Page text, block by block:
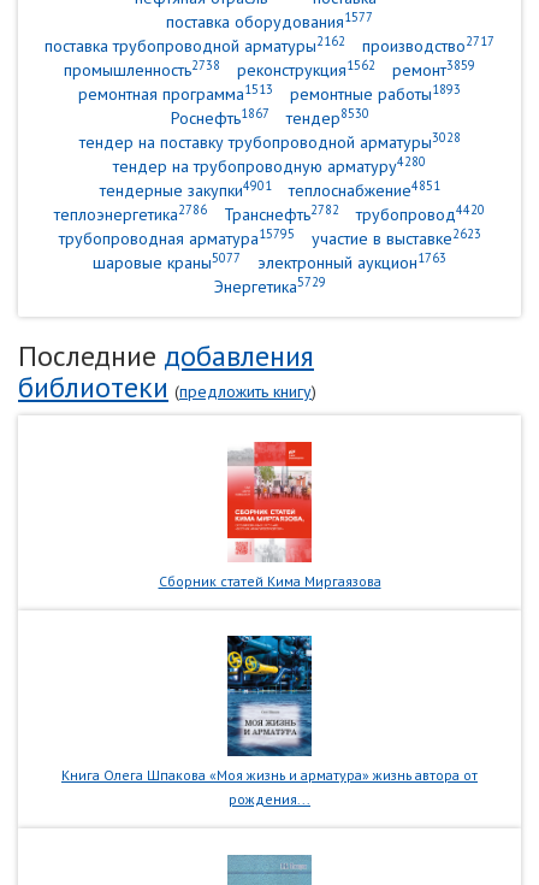
поставка оборудования1577
поставка трубопроводной арматуры2162 производство2717
промышленность2738 реконструкция1562 ремонт3859
ремонтная программа1513 ремонтные работы1893
Роснефть1867 тендер8530
тендер на поставку трубопроводной арматуры3028
тендер на трубопроводную арматуру4280
тендерные закупки4901 теплоснабжение4851
теплоэнергетика2786 Транснефть2782 трубопровод4420
трубопроводная арматура15795 участие в выставке2623
шаровые краны5077 электронный аукцион1763
Энергетика5729
Последние добавления
библиотеки (предложить книгу)
Сборник статей Кима Миргаязова
Книга Олега Шпакова «Моя жизнь и арматура» жизнь автора от
рождения...